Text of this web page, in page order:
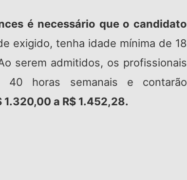
é necessário que o candidato
exigido, tenha idade mínima de 18
serem admitidos, os profissionais
40 horas semanais e contarão
a R$ 1.452,28.